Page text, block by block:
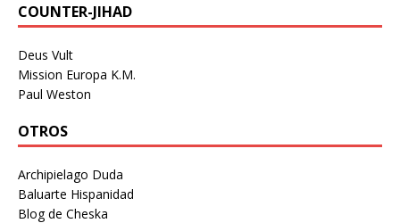
COUNTER-JIHAD
Deus Vult
Mission Europa K.M.
Paul Weston
OTROS
Archipielago Duda
Baluarte Hispanidad
Blog de Cheska